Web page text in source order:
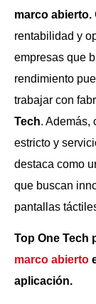
marco abierto.
rentabilidad y
empresas que
rendimiento
trabajar con
Tech. Además,
estricto y
destaca como
que buscan
pantallas
Top One Tech
marco abierto
aplicación.